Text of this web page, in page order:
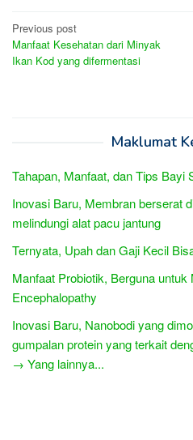
Post
navigation
Previous post
Manfaat Kesehatan dari Minyak
Ikan Kod yang difermentasi
Maklumat
Tahapan, Manfaat, dan Tips Bayi
Inovasi Baru, Membran berserat
melindungi alat pacu jantung
Ternyata, Upah dan Gaji Kecil
Manfaat Probiotik, Berguna untuk
Encephalopathy
Inovasi Baru, Nanobodi yang
gumpalan protein yang terkait
→ Yang lainnya...